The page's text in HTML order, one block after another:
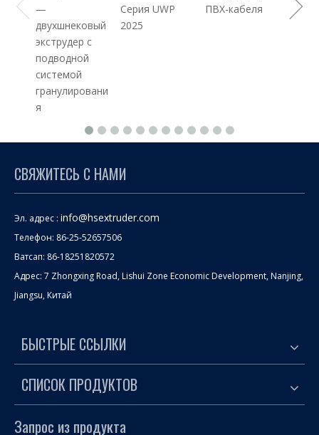
—
двухшнековый
экструдер с
подводной
системой
гранулировани
я
Серия UWP
2025
ПВХ-кабеля
СВЯЖИТЕСЬ С НАМИ
Эл. адрес : info@hsextruder.com
Телефон: 86-25-52657506
Ватсап: 86-18251820572
Адрес: 7 Zhongxing Road, Lishui Zone Economic Development, Nanjing,
Jiangsu, Китай
БЫСТРЫЕ ССЫЛКИ
СПИСОК ПРОДУКТОВ
Запрос из продукта